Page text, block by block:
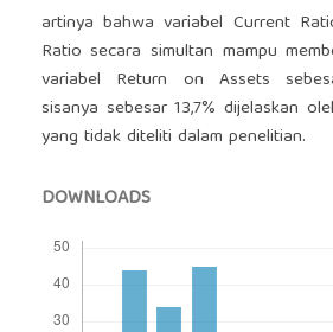
artinya bahwa variabel Current
Ratio secara simultan mampu
variabel Return on Assets
sisanya sebesar 13,7% dijelaskan
yang tidak diteliti dalam penelitian.
DOWNLOADS